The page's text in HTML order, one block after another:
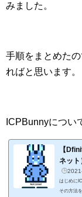
みました。
手順をまとめた
ればと思います。
ICPBunnyについ
【
ネット
はじめに
その方法